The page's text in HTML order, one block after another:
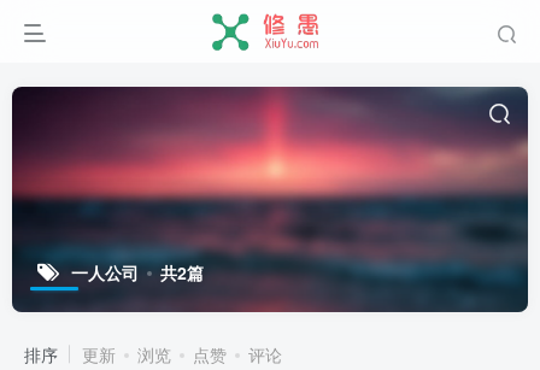
一人公司 共2篇
排序 更新 浏览 点赞 评论